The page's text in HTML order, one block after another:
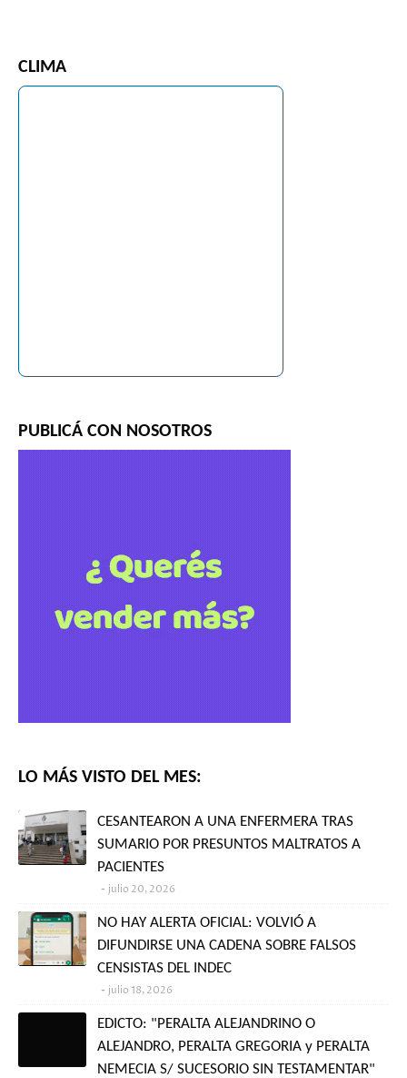
CLIMA
PUBLICÁ CON NOSOTROS
LO MÁS VISTO DEL MES:
CESANTEARON A UNA ENFERMERA TRAS
SUMARIO POR PRESUNTOS MALTRATOS A
PACIENTES
julio 20, 2026
NO HAY ALERTA OFICIAL: VOLVIÓ A
DIFUNDIRSE UNA CADENA SOBRE FALSOS
CENSISTAS DEL INDEC
julio 18, 2026
EDICTO: "PERALTA ALEJANDRINO O
ALEJANDRO, PERALTA GREGORIA y PERALTA
NEMECIA S/ SUCESORIO SIN TESTAMENTAR"